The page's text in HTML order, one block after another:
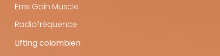
Ems Gain Muscle
Radiofréquence
Lifting colombien